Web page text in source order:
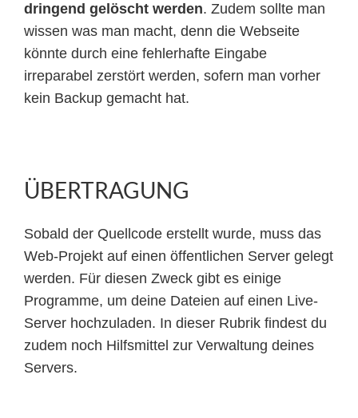
dringend gelöscht werden. Zudem sollte man
wissen was man macht, denn die Webseite
könnte durch eine fehlerhafte Eingabe
irreparabel zerstört werden, sofern man vorher
kein Backup gemacht hat.
ÜBERTRAGUNG
Sobald der Quellcode erstellt wurde, muss das
Web-Projekt auf einen öffentlichen Server gelegt
werden. Für diesen Zweck gibt es einige
Programme, um deine Dateien auf einen Live-
Server hochzuladen. In dieser Rubrik findest du
zudem noch Hilfsmittel zur Verwaltung deines
Servers.